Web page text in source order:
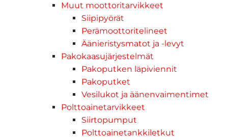
Muut moottoritarvikkeet
Siipipyörät
Perämoottoritelineet
Äänieristysmatot ja -levyt
Pakokaasujärjestelmät
Pakoputken läpiviennit
Pakoputket
Vesilukot ja äänenvaimentimet
Polttoainetarvikkeet
Siirtopumput
Polttoainetankkiletkut